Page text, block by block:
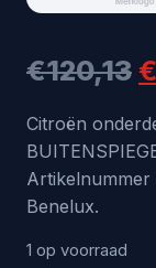
€120,13€
Citroën
Artikelnummer
Benelux.
1 op voorraad